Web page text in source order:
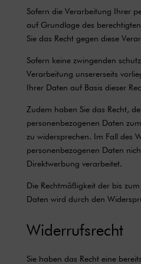
Sofern die Verarbeitung Ihrer
auf Grundlage des
Sie das Recht gegen diese
Sofern keine zwingenden
Verarbeitung unsererseits
Ihrer Daten auf Basis dieser
Zudem haben Sie das Recht,
personenbezogenen Daten
zu widersprechen. Im Fall des
personenbezogenen Daten
Direktwerbung verarbeitet.
Die Rechtmäßigkeit der bis
Daten wird durch den
Widerrufsrecht
Sie haben das Recht eine